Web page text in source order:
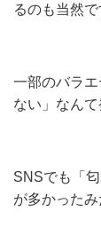
るのも当然で
一部のバラ
ない」なん
SNSでも「
が多かったみ